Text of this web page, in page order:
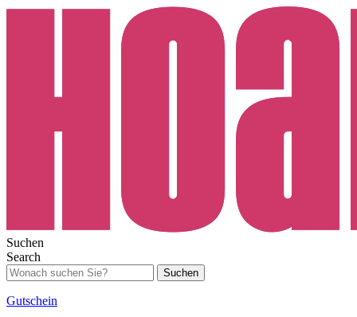
Suchen
Search
Suchen
Gutschein